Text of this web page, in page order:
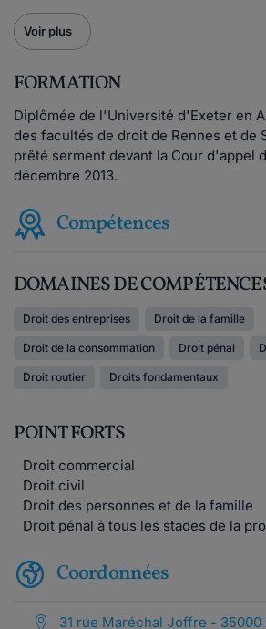
Voir plus
FORMATION
Diplômée de l'Université d'Exeter en
des facultés de droit de Rennes et de
prêté serment devant la Cour d'appel
décembre 2013.
Compétences
DOMAINES DE
Droit des entreprises Droit de la famille
Droit de la consommation Droit pénal
Droit routier Droits fondamentaux
POINT FORTS
Droit commercial
Droit civil
Droit des personnes et de la famille
Droit pénal à tous les stades de la
Coordonnées
31 rue Maréchal Joffre - 35000